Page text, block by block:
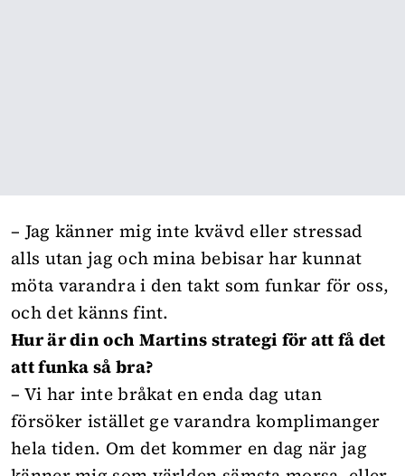
– Jag känner mig inte kvävd eller stressad
alls utan jag och mina bebisar har kunnat
möta varandra i den takt som funkar för oss,
och det känns fint.
Hur är din och Martins strategi för att få det
att funka så bra?
– Vi har inte bråkat en enda dag utan
försöker istället ge varandra komplimanger
hela tiden. Om det kommer en dag när jag